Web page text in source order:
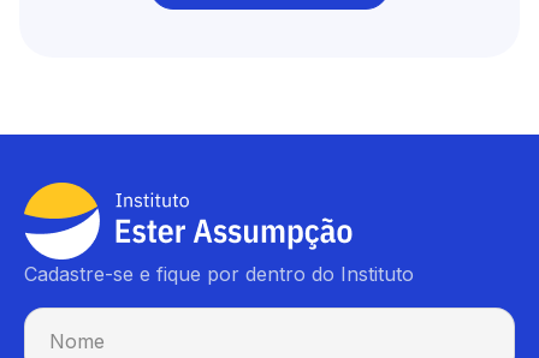
Cadastre-se e fique por dentro do Instituto